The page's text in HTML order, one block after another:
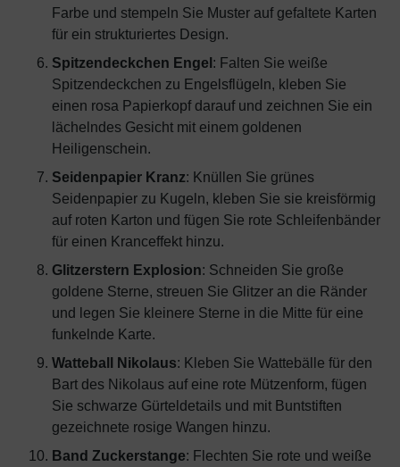
Farbe und stempeln Sie Muster auf gefaltete Karten
für ein strukturiertes Design.
Spitzendeckchen Engel: Falten Sie weiße
Spitzendeckchen zu Engelsflügeln, kleben Sie
einen rosa Papierkopf darauf und zeichnen Sie ein
lächelndes Gesicht mit einem goldenen
Heiligenschein.
Seidenpapier Kranz: Knüllen Sie grünes
Seidenpapier zu Kugeln, kleben Sie sie kreisförmig
auf roten Karton und fügen Sie rote Schleifenbänder
für einen Kranceffekt hinzu.
Glitzerstern Explosion: Schneiden Sie große
goldene Sterne, streuen Sie Glitzer an die Ränder
und legen Sie kleinere Sterne in die Mitte für eine
funkelnde Karte.
Watteball Nikolaus: Kleben Sie Wattebälle für den
Bart des Nikolaus auf eine rote Mützenform, fügen
Sie schwarze Gürteldetails und mit Buntstiften
gezeichnete rosige Wangen hinzu.
Band Zuckerstange: Flechten Sie rote und weiße